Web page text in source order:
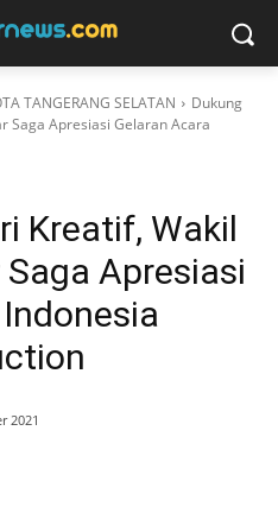
TANGERANG SELATAN
Dukung
Saga Apresiasi Gelaran Acara
Kreatif, Wakil
Apresiasi
2021